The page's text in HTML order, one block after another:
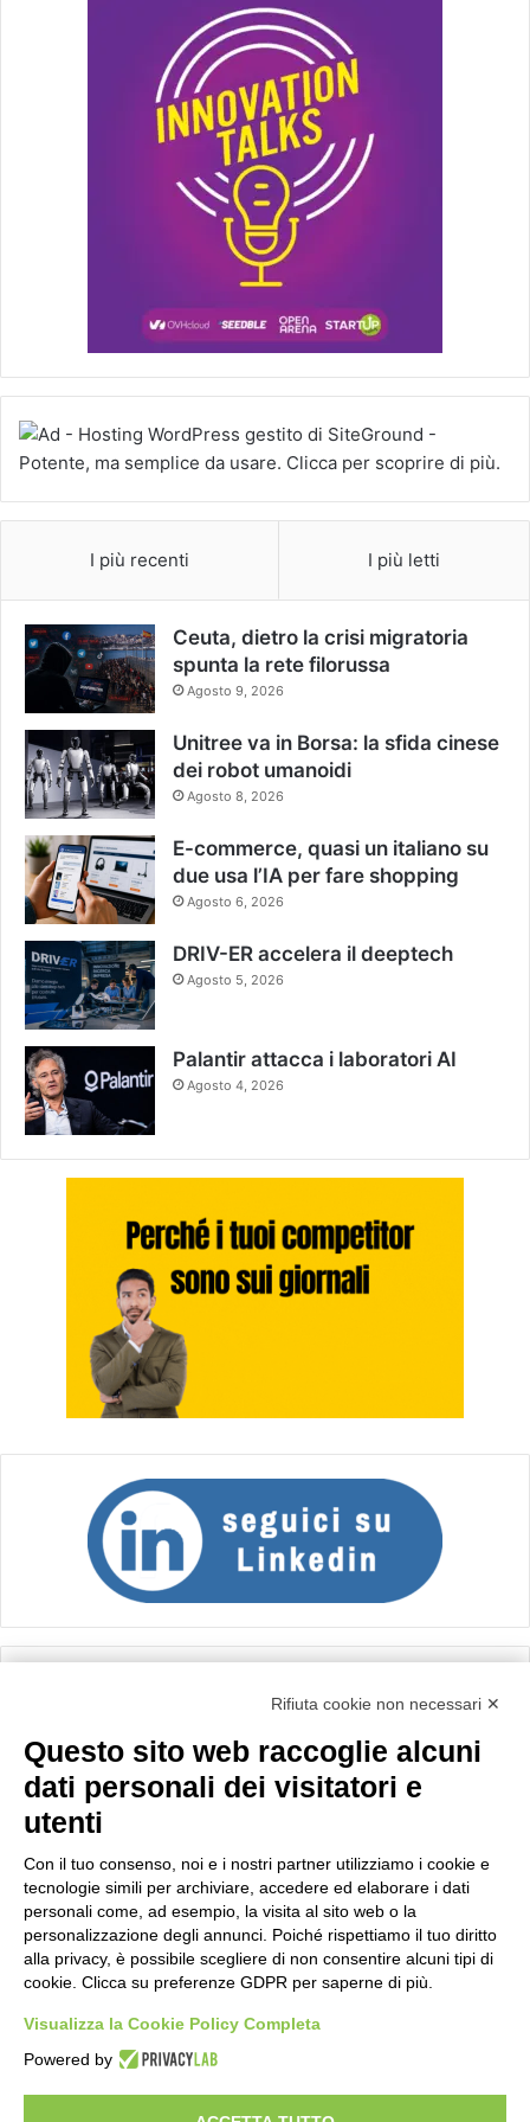
I più recenti I più letti
Ceuta, dietro la crisi migratoria
spunta la rete filorussa
Agosto 9, 2026
Unitree va in Borsa: la sfida cinese
dei robot umanoidi
Agosto 8, 2026
E-commerce, quasi un italiano su
due usa l’IA per fare shopping
Agosto 6, 2026
DRIV-ER accelera il deeptech
Agosto 5, 2026
Palantir attacca i laboratori AI
Agosto 4, 2026
Importo netto (€):
Calcola
Scorporo IVA
Importo lordo (€):
Rifiuta cookie non necessari ✕
Questo sito web raccoglie alcuni
dati personali dei visitatori e
utenti
Con il tuo consenso, noi e i nostri partner utilizziamo i cookie e
tecnologie simili per archiviare, accedere ed elaborare i dati
personali come, ad esempio, la visita al sito web o la
personalizzazione degli annunci. Poiché rispettiamo il tuo diritto
alla privacy, è possibile scegliere di non consentire alcuni tipi di
cookie. Clicca su preferenze GDPR per saperne di più.
Visualizza la Cookie Policy Completa
Powered by